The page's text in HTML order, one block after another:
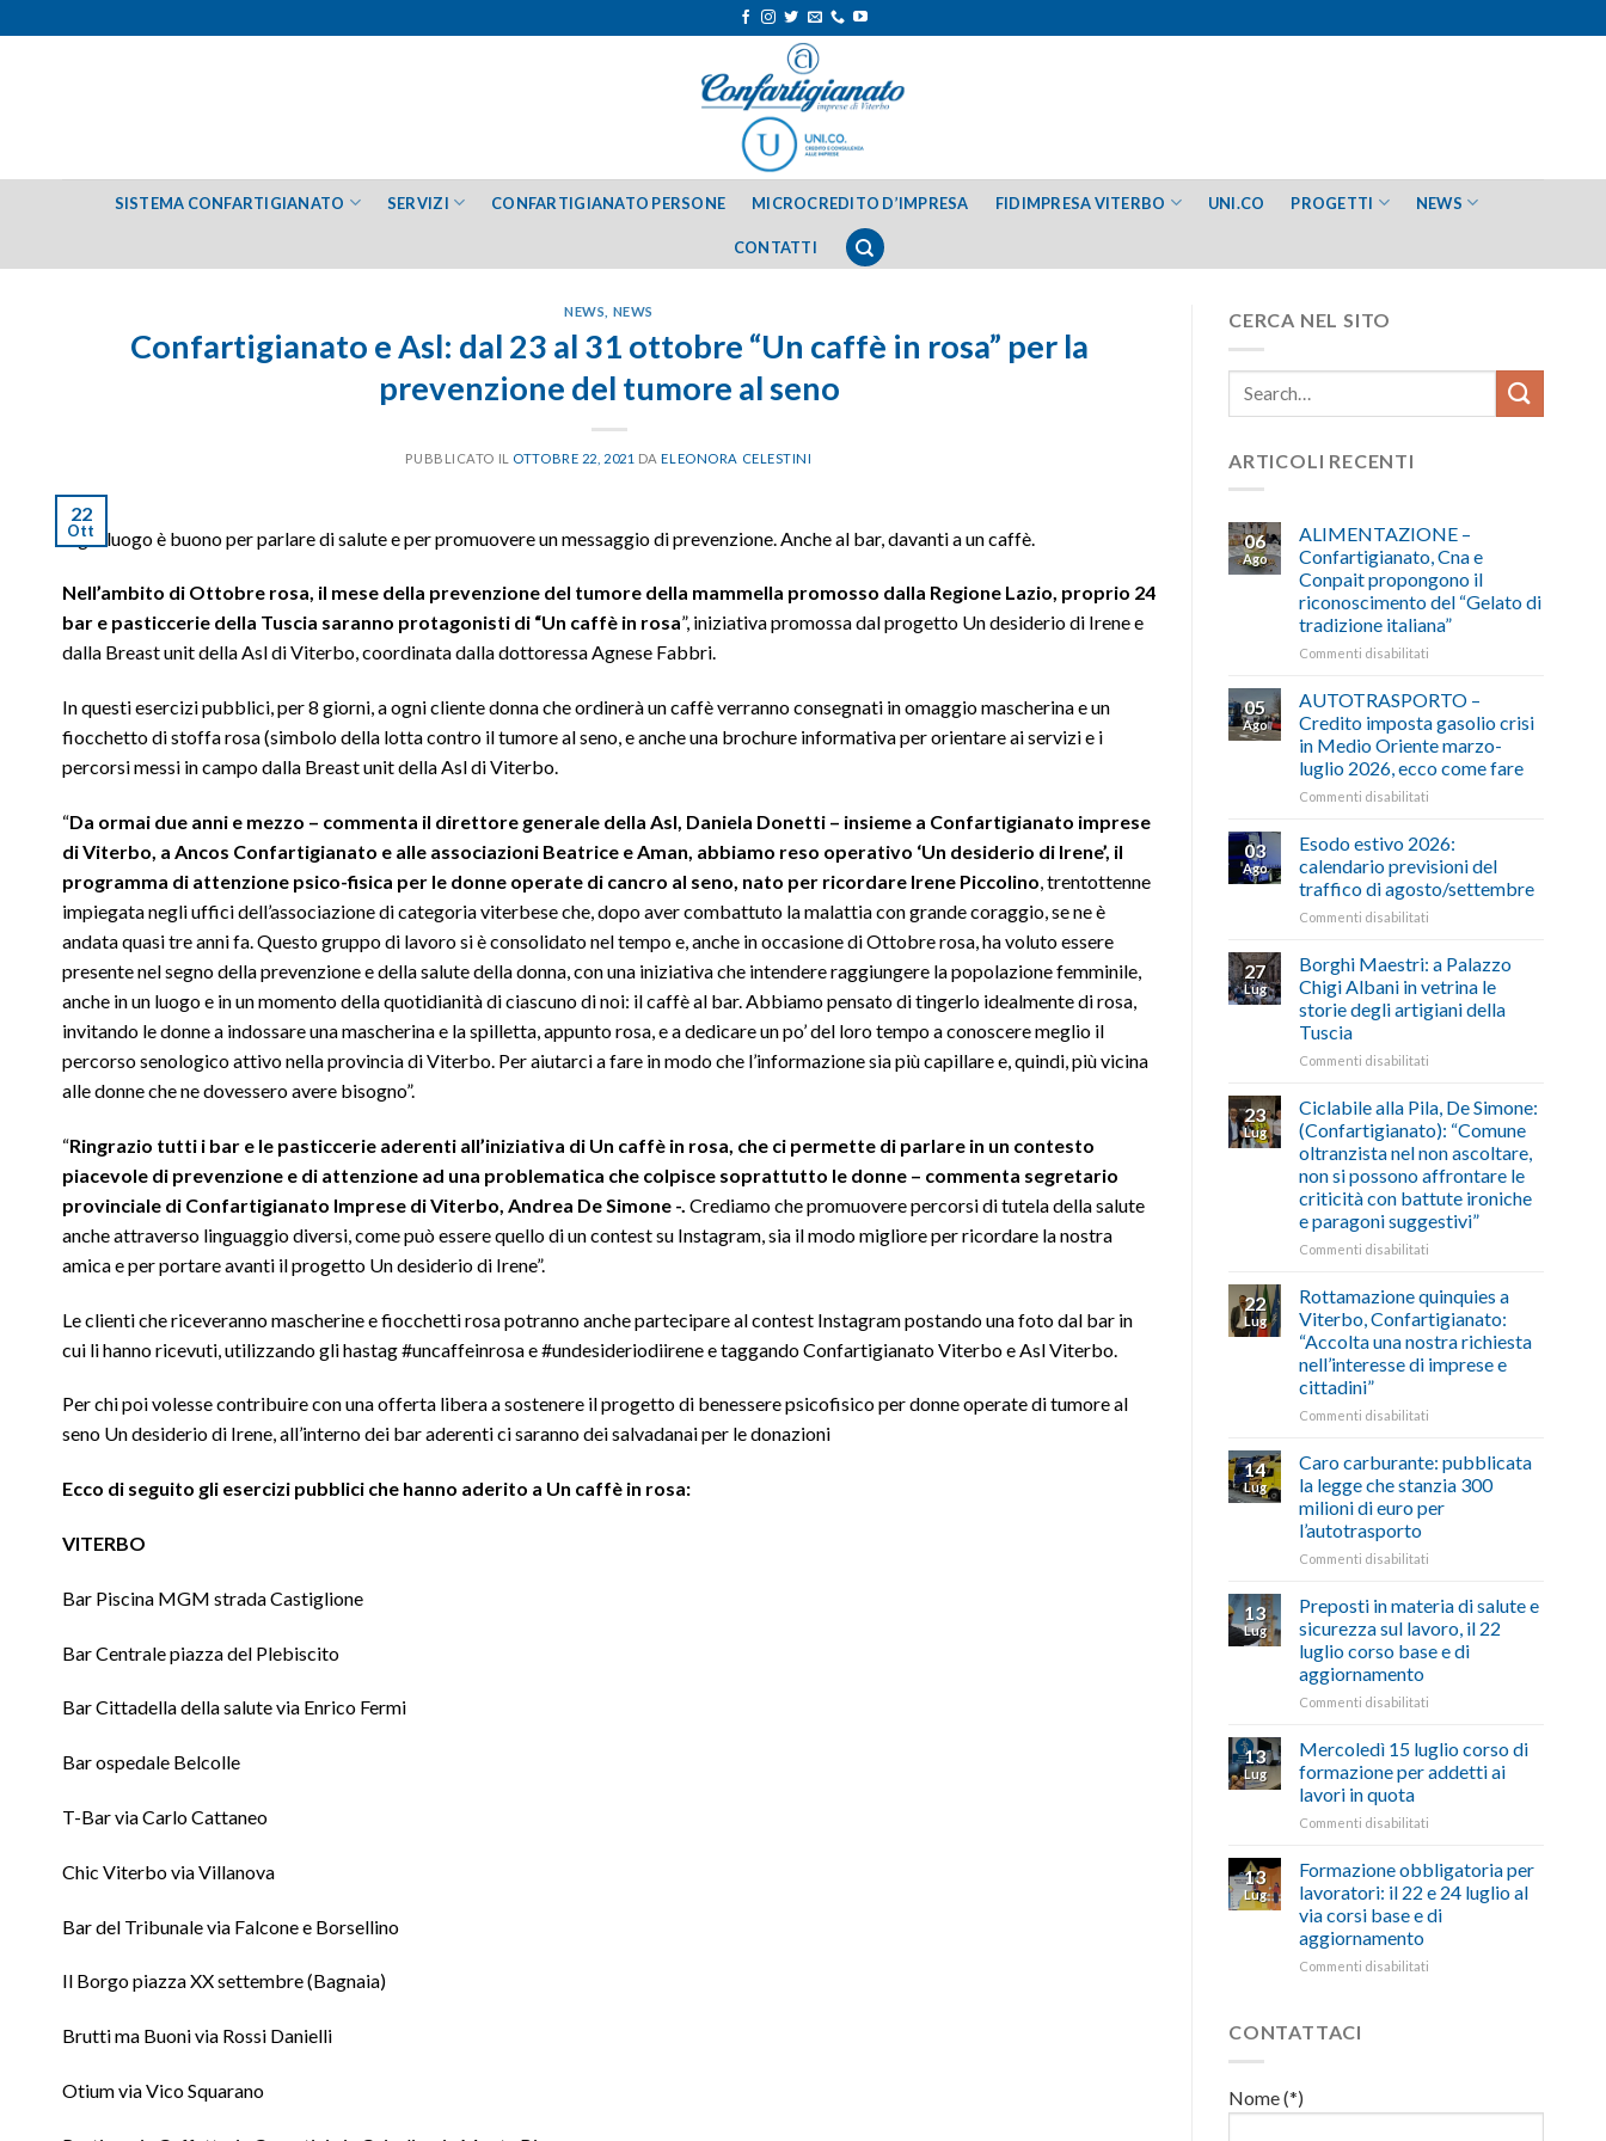
ai
SISTEMA CONFARTIGIANATO SERVIZI CONFARTIGIANATO PERSONE MICROCREDITO D’IMPRESA FIDIMPRESA VITERBO UNI.CO PROGETTI NEWS
CONTATTI
NEWS NEWS
Confartigianato e Asl: dal 23 al 31 ottobre “Un caffè in rosa” per la
prevenzione del tumore al seno
PUBBLICATO IL OTTOBRE 22, 2021 DAELEONORA CELESTINI
22
Ott
Ogni luogo è buono per parlare di salute e per promuovere un messaggio di prevenzione. Anche al bar, davanti a un caffè.
Nell’ambito di Ottobre rosa, il mese della prevenzione del tumore della mammella promosso dalla Regione Lazio, proprio 24
bar e pasticcerie della Tuscia saranno protagonisti di “Un caffè in rosa”, iniziativa promossa dal progetto Un desiderio di Irene e
dalla Breast unit della Asl di Viterbo, coordinata dalla dottoressa Agnese Fabbri.
In questi esercizi pubblici, per 8 giorni, a ogni cliente donna che ordinerà un caffè verranno consegnati in omaggio mascherina e un
fiocchetto di stoffa rosa (simbolo della lotta contro il tumore al seno, e anche una brochure informativa per orientare ai servizi e i
percorsi messi in campo dalla Breast unit della Asl di Viterbo.
“Da ormai due anni e mezzo – commenta il direttore generale della Asl, Daniela Donetti – insieme a Confartigianato imprese
di Viterbo, a Ancos Confartigianato e alle associazioni Beatrice e Aman, abbiamo reso operativo ‘Un desiderio di Irene’, il
programma di attenzione psico-fisica per le donne operate di cancro al seno, nato per ricordare Irene Piccolino, trentottenne
impiegata negli uffici dell’associazione di categoria viterbese che, dopo aver combattuto la malattia con grande coraggio, se ne è
andata quasi tre anni fa. Questo gruppo di lavoro si è consolidato nel tempo e, anche in occasione di Ottobre rosa, ha voluto essere
presente nel segno della prevenzione e della salute della donna, con una iniziativa che intendere raggiungere la popolazione femminile,
anche in un luogo e in un momento della quotidianità di ciascuno di noi: il caffè al bar. Abbiamo pensato di tingerlo idealmente di rosa,
invitando le donne a indossare una mascherina e la spilletta, appunto rosa, e a dedicare un po’ del loro tempo a conoscere meglio il
percorso senologico attivo nella provincia di Viterbo. Per aiutarci a fare in modo che l’informazione sia più capillare e, quindi, più vicina
alle donne che ne dovessero avere bisogno”.
“Ringrazio tutti i bar e le pasticcerie aderenti all’iniziativa di Un caffè in rosa, che ci permette di parlare in un contesto
piacevole di prevenzione e di attenzione ad una problematica che colpisce soprattutto le donne – commenta segretario
provinciale di Confartigianato Imprese di Viterbo, Andrea De Simone -. Crediamo che promuovere percorsi di tutela della salute
anche attraverso linguaggio diversi, come può essere quello di un contest su Instagram, sia il modo migliore per ricordare la nostra
amica e per portare avanti il progetto Un desiderio di Irene”.
Le clienti che riceveranno mascherine e fiocchetti rosa potranno anche partecipare al contest Instagram postando una foto dal bar in
cui li hanno ricevuti, utilizzando gli hastag #uncaffeinrosa e #undesideriodiirene e taggando Confartigianato Viterbo e Asl Viterbo.
Per chi poi volesse contribuire con una offerta libera a sostenere il progetto di benessere psicofisico per donne operate di tumore al
seno Un desiderio di Irene, all’interno dei bar aderenti ci saranno dei salvadanai per le donazioni
Ecco di seguito gli esercizi pubblici che hanno aderito a Un caffè in rosa:
VITERBO
Bar Piscina MGM strada Castiglione
Bar Centrale piazza del Plebiscito
Bar Cittadella della salute via Enrico Fermi
Bar ospedale Belcolle
T-Bar via Carlo Cattaneo
Chic Viterbo via Villanova
Bar del Tribunale via Falcone e Borsellino
Il Borgo piazza XX settembre (Bagnaia)
Brutti ma Buoni via Rossi Danielli
Otium via Vico Squarano
CERCA NEL SITO
ARTICOLI RECENTI
06
Ago
ALIMENTAZIONE –
Confartigianato, Cna e
Conpait propongono il
riconoscimento del “Gelato di
tradizione italiana”
Commenti disabilitati
–
Cna
e
Conpait
riconoscimento
del
“Gelato
di
05
Ago
AUTOTRASPORTO –
Credito imposta gasolio crisi
in Medio Oriente marzo-
luglio 2026, ecco come fare
Commenti disabilitati
–
imposta
gasolio
Medio
Oriente
marzo-
luglio
fare
03
Ago
Esodo estivo 2026:
calendario previsioni del
traffico di agosto/settembre
Commenti disabilitati
estivo
calendario
previsioni
agosto/settembre
27
Lug
Borghi Maestri: a Palazzo
Chigi Albani in vetrina le
storie degli artigiani della
Tuscia
Commenti disabilitati
Maestri:
Palazzo
Chigi
Albani
in
vetrina
artigiani
della
Tuscia
23
Lug
Ciclabile alla Pila, De Simone:
(Confartigianato): “Comune
oltranzista nel non ascoltare,
non si possono affrontare le
criticità con battute ironiche
e paragoni suggestivi”
Commenti disabilitati
alla
Pila,
De
Simone:
(Confartigianato):
ascoltare,
non
si
con
battute
ironiche
22
Lug
Rottamazione quinquies a
Viterbo, Confartigianato:
“Accolta una nostra richiesta
nell’interesse di imprese e
cittadini”
Commenti disabilitati
quinquies
Viterbo,
Confartigianato:
richiesta
nell’interesse
di
imprese
14
Lug
Caro carburante: pubblicata
la legge che stanzia 300
milioni di euro per
l’autotrasporto
Commenti disabilitati
carburante:
la
legge
milioni
di
euro
13
Lug
Preposti in materia di salute e
sicurezza sul lavoro, il 22
luglio corso base e di
aggiornamento
Commenti disabilitati
materia
di
sul
lavoro,
il
22
13
Lug
Mercoledì 15 luglio corso di
formazione per addetti ai
lavori in quota
Commenti disabilitati
15
luglio
corso
di
13
Lug
Formazione obbligatoria per
lavoratori: il 22 e 24 luglio al
via corsi base e di
aggiornamento
Commenti disabilitati
CONTATTACI
Nome (*)